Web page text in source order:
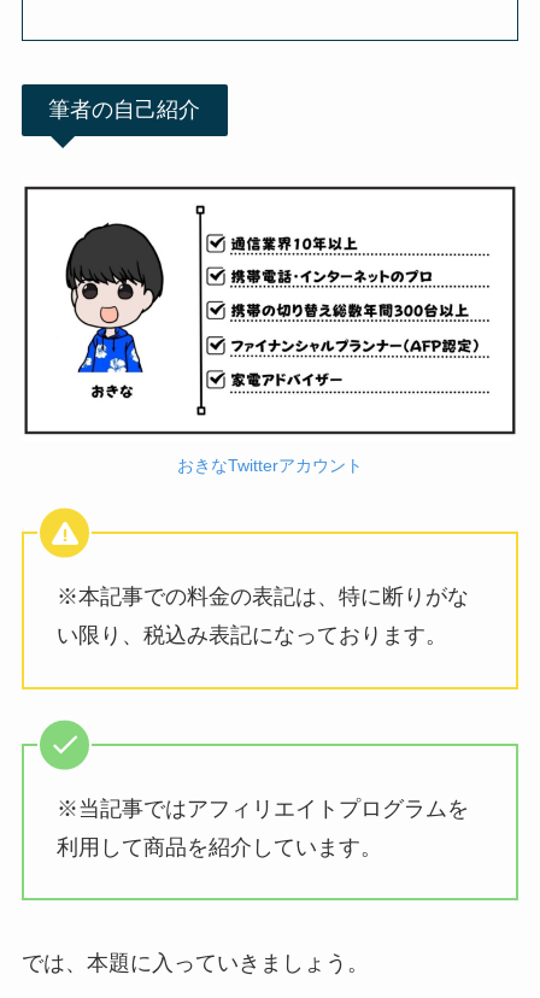
筆者の自己紹介
おきなTwitterアカウント
※本記事での料金の表記は、特に断りがな
い限り、税込み表記になっております。
※当記事ではアフィリエイトプログラムを
利用して商品を紹介しています。
では、本題に入っていきましょう。